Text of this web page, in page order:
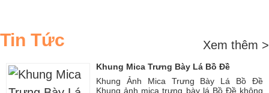
Tin Tức Xem thêm >
Khung Mica Trưng Bày Lá Bồ Đề
Khung Ảnh Mica Trưng Bày Lá Bồ Đề
Khung ảnh mica trưng bày lá Bồ Đề không